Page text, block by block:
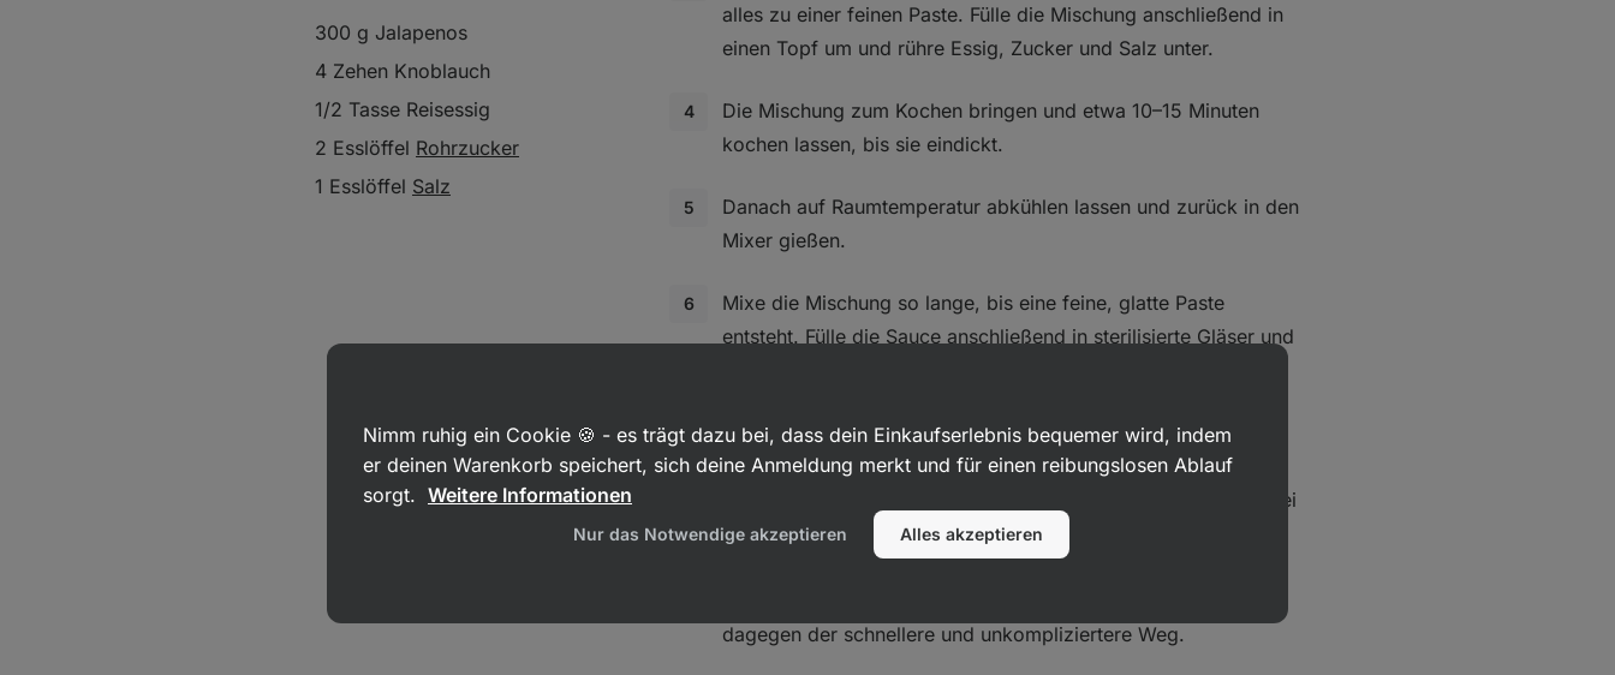
300 g Jalapenos
4 Zehen Knoblauch
1/2 Tasse Reisessig
2 Esslöffel Rohrzucker
1 Esslöffel Salz
alles zu einer feinen Paste. Fülle die Mischung anschließend in
einen Topf um und rühre Essig, Zucker und Salz unter.
Die Mischung zum Kochen bringen und etwa 10–15 Minuten
kochen lassen, bis sie eindickt.
Danach auf Raumtemperatur abkühlen lassen und zurück in den
Mixer gießen.
Mixe die Mischung so lange, bis eine feine, glatte Paste
entsteht. Fülle die Sauce anschließend in sterilisierte Gläser und
Übrigens: Sriracha kann auch durch Fermentation hergestellt
werden. Dabei lässt man die Mischung ohne Essig 3‑5 Tage bei
Raumtemperatur fermentieren. Während dieses Prozesses
dagegen der schnellere und unkompliziertere Weg.
Nimm ruhig ein Cookie 🍪 - es trägt dazu bei, dass dein Einkaufserlebnis bequemer wird, indem
er deinen Warenkorb speichert, sich deine Anmeldung merkt und für einen reibungslosen Ablauf
sorgt. Weitere Informationen
Nur das Notwendige akzeptieren Alles akzeptieren